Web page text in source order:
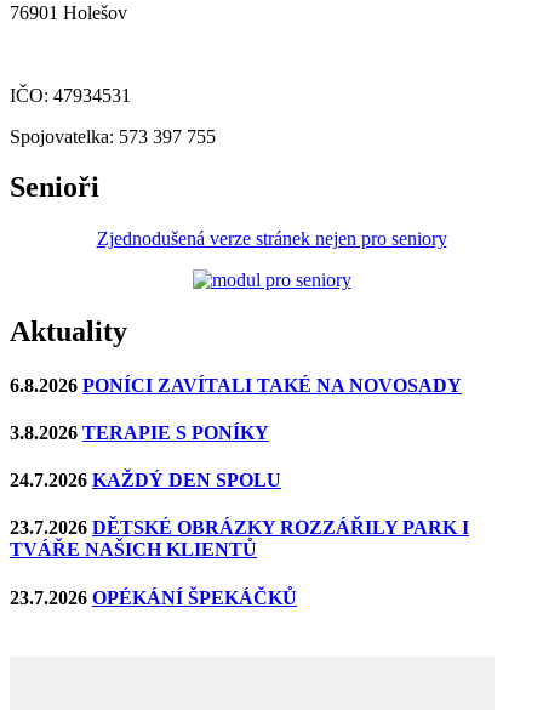
76901 Holešov
IČO: 47934531
Spojovatelka: 573 397 755
Senioři
Zjednodušená verze stránek nejen pro seniory
Aktuality
6.8.2026 PONÍCI ZAVÍTALI TAKÉ NA NOVOSADY
3.8.2026 TERAPIE S PONÍKY
24.7.2026 KAŽDÝ DEN SPOLU
23.7.2026 DĚTSKÉ OBRÁZKY ROZZÁŘILY PARK I
TVÁŘE NAŠICH KLIENTŮ
23.7.2026 OPÉKÁNÍ ŠPEKÁČKŮ